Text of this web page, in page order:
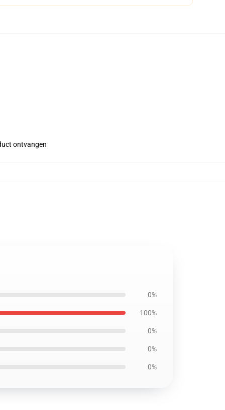
ontvangen
0%
100%
0%
0%
0%